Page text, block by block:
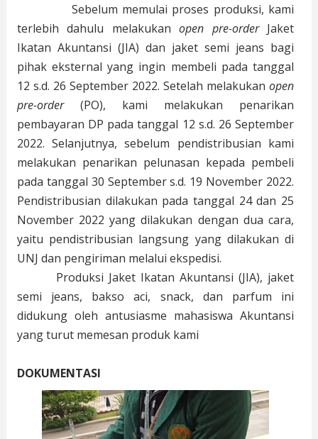
Sebelum memulai proses produksi, kami
terlebih dahulu melakukanopen pre-orderJaket
Ikatan Akuntansi (JIA) dan jaket semi jeans bagi
pihak eksternal yang ingin membeli pada tanggal
12 s.d. 26 September 2022. Setelah melakukanopen
pre-order(PO), kami melakukan penarikan
pembayaran DP pada tanggal 12 s.d. 26 September
2022. Selanjutnya, sebelum pendistribusian kami
melakukan penarikan pelunasan kepada pembeli
pada tanggal 30 September s.d. 19 November 2022.
Pendistribusian dilakukan pada tanggal 24 dan 25
November 2022 yang dilakukan dengan dua cara,
yaitu pendistribusian langsung yang dilakukan di
UNJ dan pengiriman melalui ekspedisi.
Produksi Jaket Ikatan Akuntansi (JIA), jaket
semi jeans, bakso aci, snack, dan parfum ini
didukung oleh antusiasme mahasiswa Akuntansi
yang turut memesan produk kami
DOKUMENTASI